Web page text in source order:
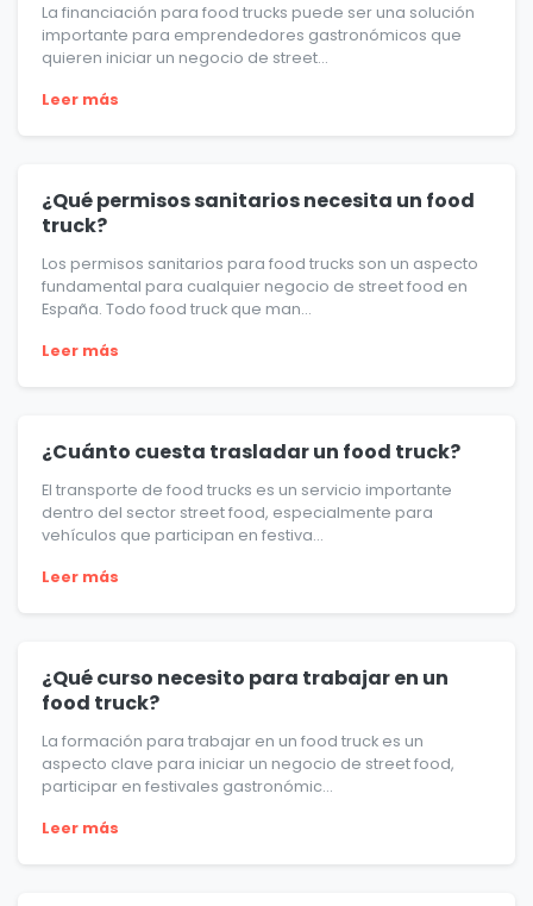
La financiación para food trucks puede ser una solución
importante para emprendedores gastronómicos que
quieren iniciar un negocio de street...
Leer más
¿Qué permisos sanitarios necesita un food
truck?
Los permisos sanitarios para food trucks son un aspecto
fundamental para cualquier negocio de street food en
España. Todo food truck que man...
Leer más
¿Cuánto cuesta trasladar un food truck?
El transporte de food trucks es un servicio importante
dentro del sector street food, especialmente para
vehículos que participan en festiva...
Leer más
¿Qué curso necesito para trabajar en un
food truck?
La formación para trabajar en un food truck es un
aspecto clave para iniciar un negocio de street food,
participar en festivales gastronómic...
Leer más